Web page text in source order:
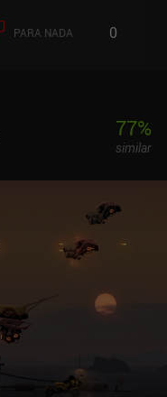
PARA NADA 0
77%
similar